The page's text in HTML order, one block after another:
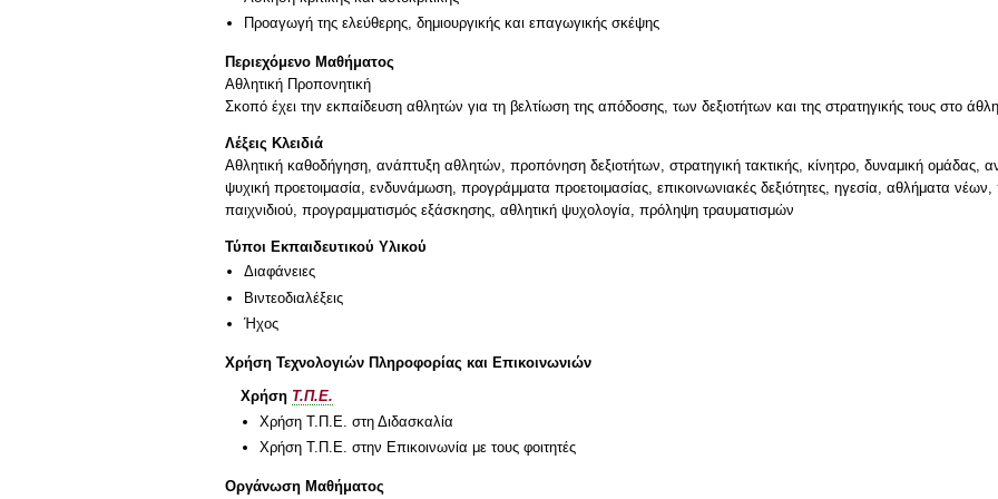
Προαγωγή της ελεύθερης, δημιουργικής και επαγωγικής σκέψης
Περιεχόμενο Μαθήματος
Αθλητική Προπονητική
Λέξεις Κλειδιά
Αθλητική καθοδήγηση, ανάπτυξη αθλητών, προπόνηση δεξιοτήτων, στρατηγική τακτικής, κίνητρο, δυναμική ομάδας,
ψυχική προετοιμασία, ενδυνάμωση, προγράμματα προετοιμασίας, επικοινωνιακές δεξιότητες, ηγεσία, αθλήματα
παιχνιδιού, προγραμματισμός εξάσκησης, αθλητική ψυχολογία, πρόληψη τραυματισμών
Τύποι Εκπαιδευτικού Υλικού
Διαφάνειες
Βιντεοδιαλέξεις
Ήχος
Χρήση Τεχνολογιών Πληροφορίας και Επικοινωνιών
Χρήση Τ.Π.Ε.
Χρήση Τ.Π.Ε. στη Διδασκαλία
Χρήση Τ.Π.Ε. στην Επικοινωνία με τους φοιτητές
Οργάνωση Μαθήματος